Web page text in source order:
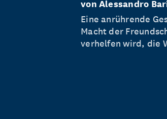
von Alessandro
Eine anrührende
Macht der
verhelfen wird, die